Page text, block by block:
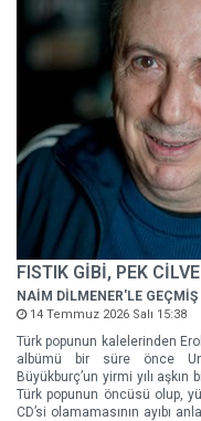
FISTIK GİBİ, PEK
NAİM DİLMENER'LE
14 Temmuz 2026 Salı 15:38
Türk popunun kalelerinden
albümü bir süre önce
Büyükburç’un yirmi yılı
Türk popunun öncüsü olup,
CD’si olamamasının ayıbı